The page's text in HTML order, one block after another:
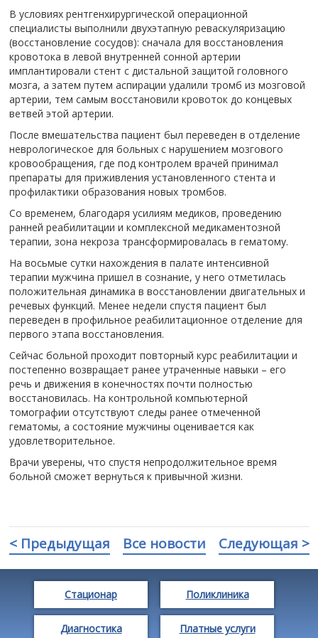
В условиях рентгенхирургической операционной
специалисты выполнили двухэтапную реваскуляризацию
(восстановление сосудов): сначала для восстановления
кровотока в левой внутренней сонной артерии
имплантировали стент с дистальной защитой головного
мозга, а затем путем аспирации удалили тромб из мозговой
артерии, тем самым восстановили кровоток до концевых
ветвей этой артерии.
После вмешательства пациент был переведен в отделение
неврологическое для больных с нарушением мозгового
кровообращения, где под контролем врачей принимал
препараты для приживления установленного стента и
профилактики образования новых тромбов.
Со временем, благодаря усилиям медиков, проведению
ранней реабилитации и комплексной медикаментозной
терапии, зона некроза трансформировалась в гематому.
На восьмые сутки нахождения в палате интенсивной
терапии мужчина пришел в сознание, у него отметилась
положительная динамика в восстановлении двигательных и
речевых функций. Менее недели спустя пациент был
переведен в профильное реабилитационное отделение для
первого этапа восстановления.
Сейчас больной проходит повторный курс реабилитации и
постепенно возвращает ранее утраченные навыки – его
речь и движения в конечностях почти полностью
восстановилась. На контрольной компьютерной
томографии отсутствуют следы ранее отмеченной
гематомы, а состояние мужчины оценивается как
удовлетворительное.
Врачи уверены, что спустя непродолжительное время
больной сможет вернуться к привычной жизни.
< Предыдущая Все новости Следующая >
Стационар Поликлиника
Диагностика Платные услуги